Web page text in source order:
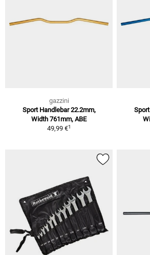
gazzini
Sport Handlebar 22.2mm,
Width 761mm, ABE
49,99 €1